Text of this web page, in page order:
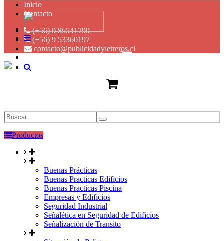
Inicio
Contacto
(+56) 9 86541799
(+56) 9 53360197
contacto@publicidadyletreros.cl
Productos
Buenas Prácticas
Buenas Practicas Edificios
Buenas Practicas Piscina
Empresas y Edificios
Seguridad Industrial
Señalética en Seguridad de Edificios
Señalización de Transito